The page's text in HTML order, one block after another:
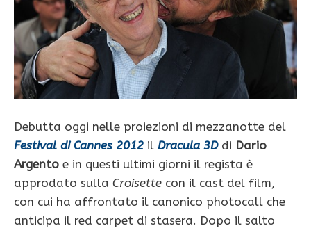
Debutta oggi nelle proiezioni di mezzanotte del
Festival di Cannes 2012 il Dracula 3Ddi Dario
Argento e in questi ultimi giorni il regista è
approdato sulla Croisette con il cast del film,
con cui ha affrontato il canonico photocall che
anticipa il red carpet di stasera. Dopo il salto